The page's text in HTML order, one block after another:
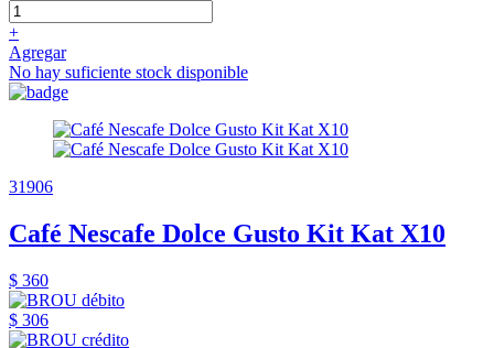
+
Agregar
No hay suficiente stock disponible
31906
Café Nescafe Dolce Gusto Kit Kat X10
$ 360
$ 306